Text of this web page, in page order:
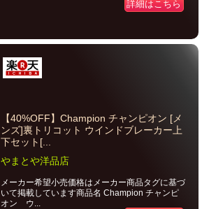
詳細はこちら
【40%OFF】Champion チャンピオン [メ
ンズ]裏トリコット ウインドブレーカー上
下セット[...
やまとや洋品店
メーカー希望小売価格はメーカー商品タグに基づ
いて掲載しています商品名 Champion チャンピ
オン ウ...